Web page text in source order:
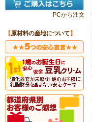
PCから注文
【原材料の産地について 】